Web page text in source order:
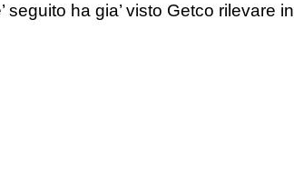
seguito ha gia’ visto Getco rilevare in